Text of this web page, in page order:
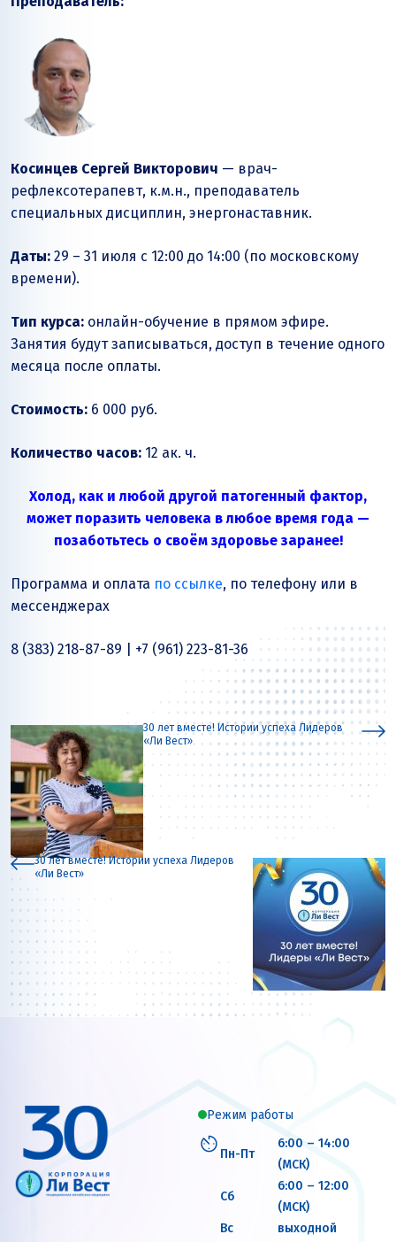
Косинцев Сергей Викторович — врач-
рефлексотерапевт, к.м.н., преподаватель
специальных дисциплин, энергонаставник.
Даты: 29 – 31 июля с 12:00 до 14:00 (по московскому
времени).
Тип курса: онлайн-обучение в прямом эфире.
Занятия будут записываться, доступ в течение одного
месяца после оплаты.
Стоимость: 6 000 руб.
Количество часов: 12 ак. ч.
Холод, как и любой другой патогенный фактор,
может поразить человека в любое время года —
позаботьтесь о своём здоровье заранее!
Программа и оплата по ссылке, по телефону или в
мессенджерах
8 (383) 218-87-89 | +7 (961) 223-81-36
30 лет вместе! Истории успеха Лидеров
«Ли Вест»
30 лет вместе! Истории успеха Лидеров
«Ли Вест»
Режим работы
Пн-Пт
6:00 – 14:00
(МСК)
Сб
6:00 – 12:00
(МСК)
Вс
выходной